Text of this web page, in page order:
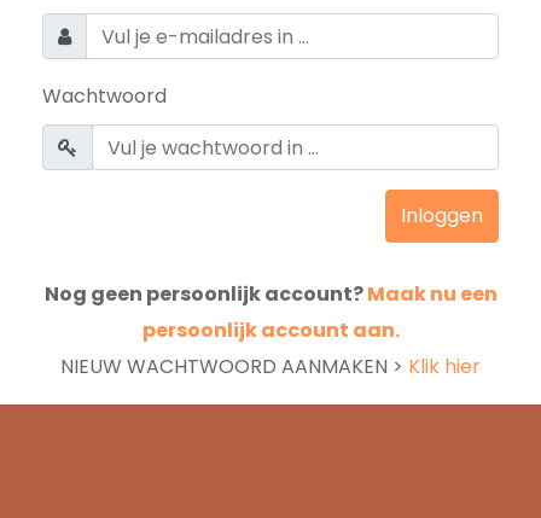
Wachtwoord
Nog geen persoonlijk account?Maak nu een
persoonlijk account aan.
NIEUW WACHTWOORD AANMAKEN > Klik hier